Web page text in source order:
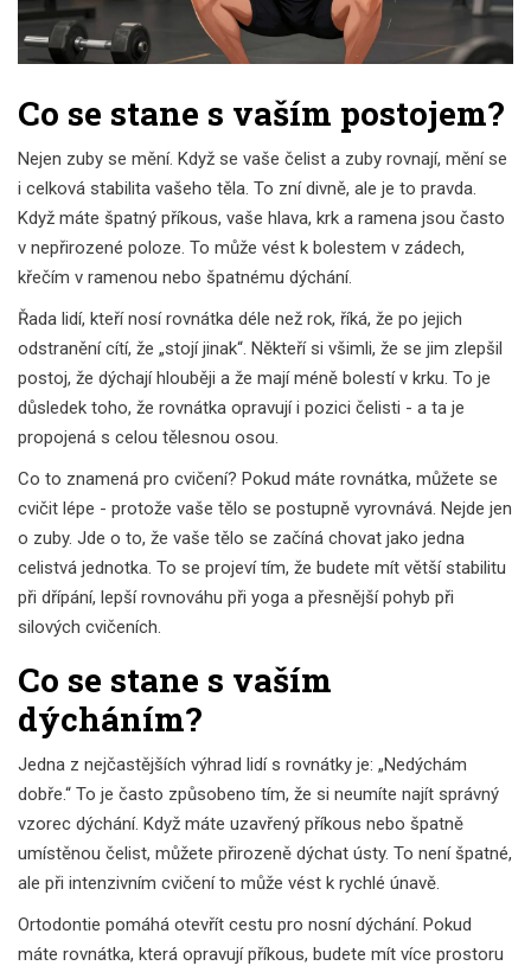
Co se stane s vaším postojem?
Nejen zuby se mění. Když se vaše čelist a zuby rovnají, mění se
i celková stabilita vašeho těla. To zní divně, ale je to pravda.
Když máte špatný příkous, vaše hlava, krk a ramena jsou často
v nepřirozené poloze. To může vést k bolestem v zádech,
křečím v ramenou nebo špatnému dýchání.
Řada lidí, kteří nosí rovnátka déle než rok, říká, že po jejich
odstranění cítí, že „stojí jinak“. Někteří si všimli, že se jim zlepšil
postoj, že dýchají hlouběji a že mají méně bolestí v krku. To je
důsledek toho, že rovnátka opravují i pozici čelisti - a ta je
propojená s celou tělesnou osou.
Co to znamená pro cvičení? Pokud máte rovnátka, můžete se
cvičit lépe - protože vaše tělo se postupně vyrovnává. Nejde jen
o zuby. Jde o to, že vaše tělo se začíná chovat jako jedna
celistvá jednotka. To se projeví tím, že budete mít větší stabilitu
při dřípání, lepší rovnováhu při yoga a přesnější pohyb při
silových cvičeních.
Co se stane s vaším
dýcháním?
Jedna z nejčastějších výhrad lidí s rovnátky je: „Nedýchám
dobře.“ To je často způsobeno tím, že si neumíte najít správný
vzorec dýchání. Když máte uzavřený příkous nebo špatně
umístěnou čelist, můžete přirozeně dýchat ústy. To není špatné,
ale při intenzivním cvičení to může vést k rychlé únavě.
Ortodontie pomáhá otevřít cestu pro nosní dýchání. Pokud
máte rovnátka, která opravují příkous, budete mít více prostoru